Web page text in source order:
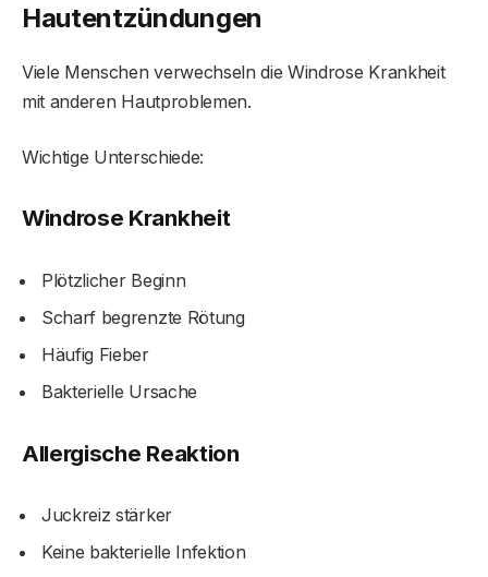
Hautentzündungen
Viele Menschen verwechseln die Windrose Krankheit
mit anderen Hautproblemen.
Wichtige Unterschiede:
Windrose Krankheit
Plötzlicher Beginn
Scharf begrenzte Rötung
Häufig Fieber
Bakterielle Ursache
Allergische Reaktion
Juckreiz stärker
Keine bakterielle Infektion